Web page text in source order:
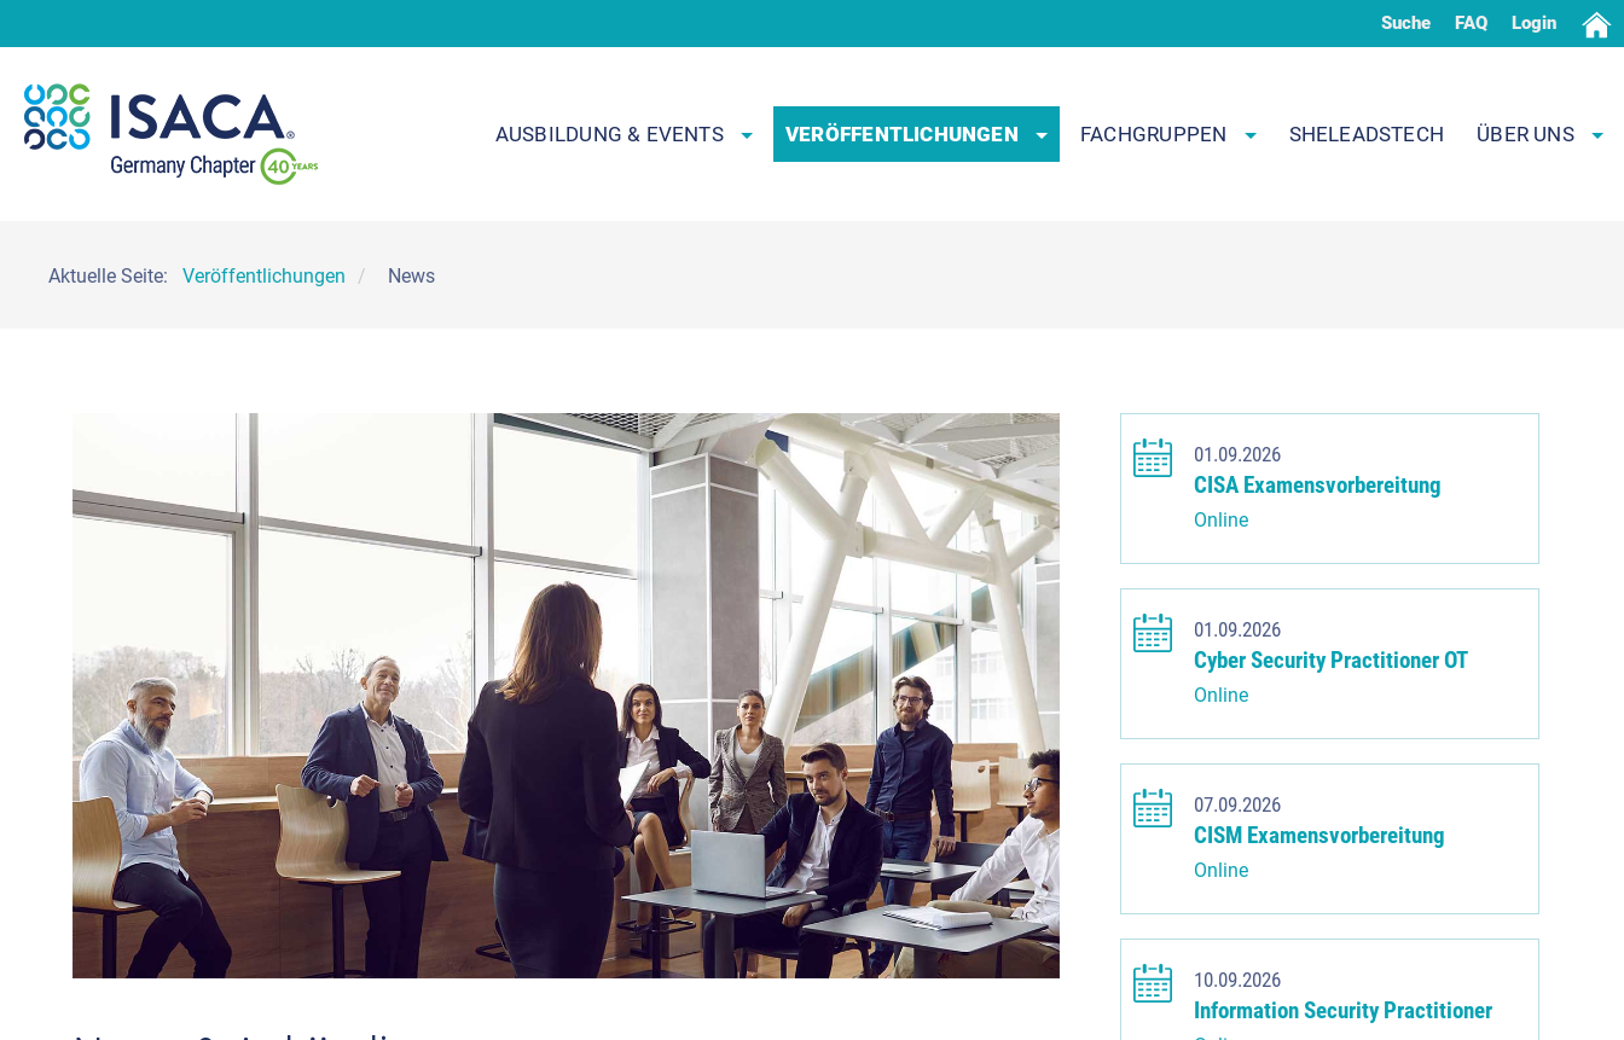
Suche FAQ Login
AUSBILDUNG & EVENTS VERÖFFENTLICHUNGEN FACHGRUPPEN SHELEADSTECH ÜBER UNS
Aktuelle Seite: Veröffentlichungen News
01.09.2026
CISA Examensvorbereitung
Online
01.09.2026
Cyber Security Practitioner OT
Online
07.09.2026
CISM Examensvorbereitung
Online
10.09.2026
Information Security Practitioner